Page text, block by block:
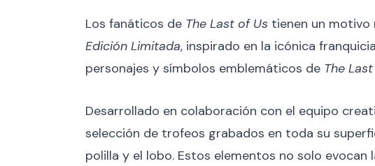
Los fanáticos de The Last of Us tienen un motivo
Edición Limitada, inspirado en la icónica
personajes y símbolos emblemáticos de The
Desarrollado en colaboración con el equipo
selección de trofeos grabados en toda su
polilla y el lobo. Estos elementos no solo